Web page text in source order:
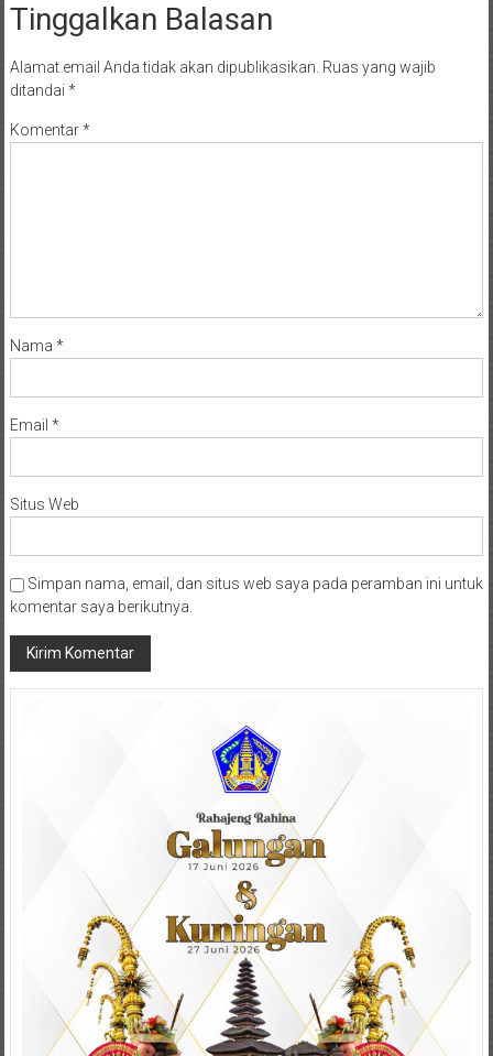
Tinggalkan Balasan
Alamat email Anda tidak akan dipublikasikan. Ruas yang wajib
ditandai *
Komentar*
Nama *
Email *
Situs Web
Simpan nama, email, dan situs web saya pada peramban ini untuk
komentar saya berikutnya.